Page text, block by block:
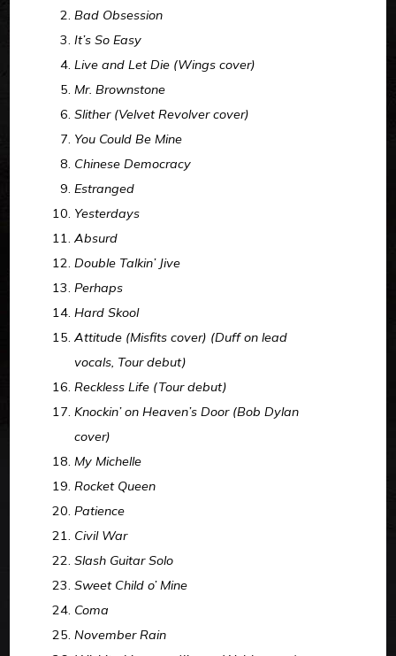
Bad Obsession
It’s So Easy
Live and Let Die (Wings cover)
Mr. Brownstone
Slither (Velvet Revolver cover)
You Could Be Mine
Chinese Democracy
Estranged
Yesterdays
Absurd
Double Talkin’ Jive
Perhaps
Hard Skool
Attitude (Misfits cover) (Duff on lead
vocals, Tour debut)
Reckless Life (Tour debut)
Knockin’ on Heaven’s Door (Bob Dylan
cover)
My Michelle
Rocket Queen
Patience
Civil War
Slash Guitar Solo
Sweet Child o’ Mine
Coma
November Rain